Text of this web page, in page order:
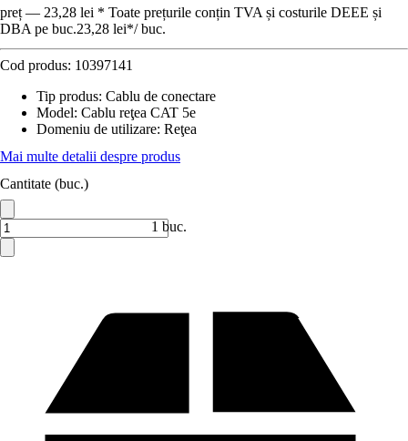
preț — 23,28 lei * Toate prețurile conțin TVA și costurile DEEE și
DBA pe buc.23,28 lei*/ buc.
Cod produs: 10397141
Tip produs: Cablu de conectare
Model: Cablu reţea CAT 5e
Domeniu de utilizare: Reţea
Mai multe detalii despre produs
Cantitate (buc.)
1 buc.